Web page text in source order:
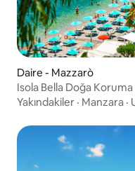
Daire - Mazzarò
Isola Bella Doğa
Yakındakiler · Manzara ·